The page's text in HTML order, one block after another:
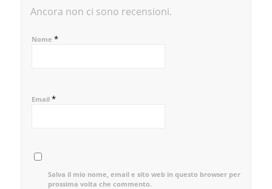
Ancora non ci sono recensioni.
Nome *
Email *
Salva il mio nome, email e sito web in questo browser per la
prossima volta che commento.